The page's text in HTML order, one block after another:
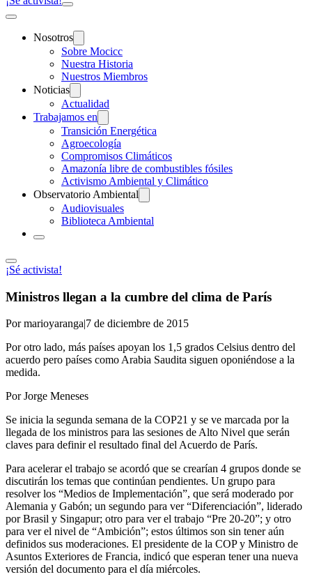
Nosotros
Sobre Mocicc
Nuestra Historia
Nuestros Miembros
Noticias
Actualidad
Trabajamos en
Transición Energética
Agroecología
Compromisos Climáticos
Amazonía libre de combustibles fósiles
Activismo Ambiental y Climático
Observatorio Ambiental
Audiovisuales
Biblioteca Ambiental
¡Sé activista!
Ministros llegan a la cumbre del clima de París
Por marioyaranga|7 de diciembre de 2015
Por otro lado, más países apoyan los 1,5 grados Celsius dentro del
acuerdo pero países como Arabia Saudita siguen oponiéndose a la
medida.
Por Jorge Meneses
Se inicia la segunda semana de la COP21 y se ve marcada por la
llegada de los ministros para las sesiones de Alto Nivel que serán
claves para definir el resultado final del Acuerdo de París.
Para acelerar el trabajo se acordó que se crearían 4 grupos donde se
discutirán los temas que continúan pendientes. Un grupo para
resolver los “Medios de Implementación”, que será moderado por
Alemania y Gabón; un segundo para ver “Diferenciación”, liderado
por Brasil y Singapur; otro para ver el trabajo “Pre 20-20”; y otro
para ver el nivel de “Ambición”; estos últimos son sin tener aún
definidos sus moderaciones. El presidente de la COP y Ministro de
Asuntos Exteriores de Francia, indicó que esperan tener una nueva
versión del documento para el día miércoles.